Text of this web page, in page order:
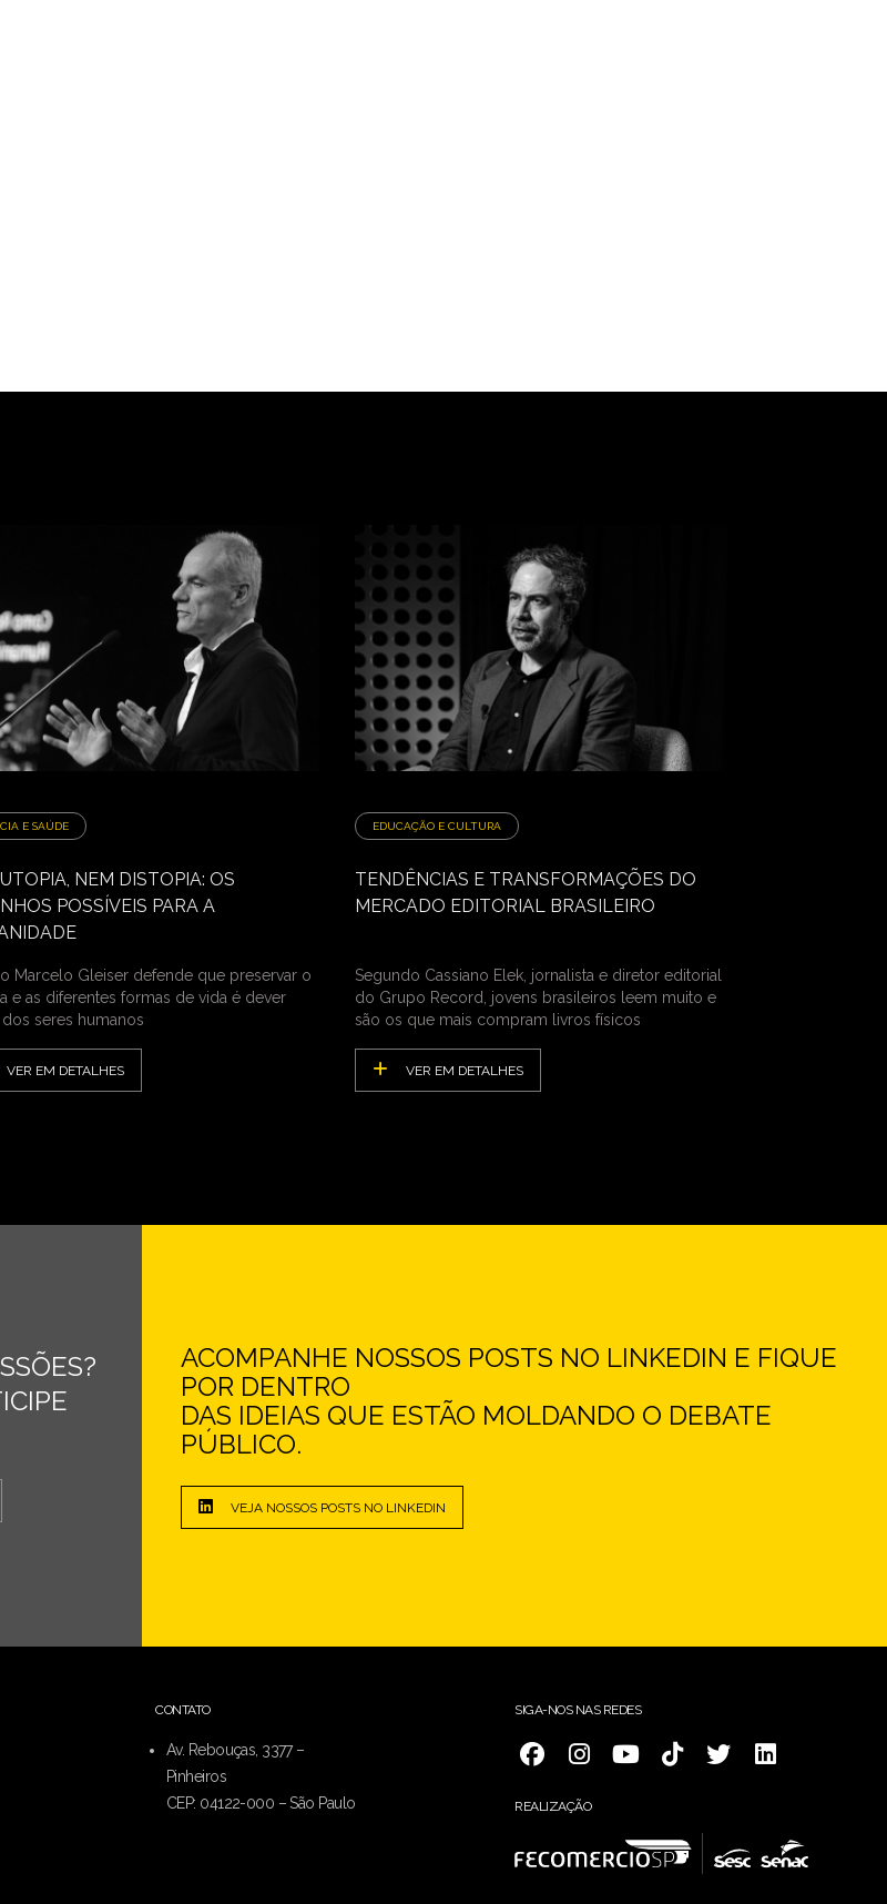
E SAÚDE
NEM DISTOPIA: OS
POSSÍVEIS PARA A
Marcelo Gleiser defende que preservar o
e as diferentes formas de vida é dever
seres humanos
VER EM DETALHES
EDUCAÇÃO E CULTURA
TENDÊNCIAS E TRANSFORMAÇÕES DO
MERCADO EDITORIAL BRASILEIRO
Segundo Cassiano Elek, jornalista e diretor editorial
do Grupo Record, jovens brasileiros leem muito e
são os que mais compram livros físicos
VER EM DETALHES
ACOMPANHE NOSSOS POSTS NO LINKEDIN E FIQUE
POR DENTRO
DAS IDEIAS QUE ESTÃO MOLDANDO O DEBATE
PÚBLICO.
VEJA NOSSOS POSTS NO LINKEDIN
CONTATO
Av. Rebouças, 3377 –
Pinheiros
CEP: 04122-000 – São Paulo
SIGA-NOS NAS REDES
REALIZAÇÃO